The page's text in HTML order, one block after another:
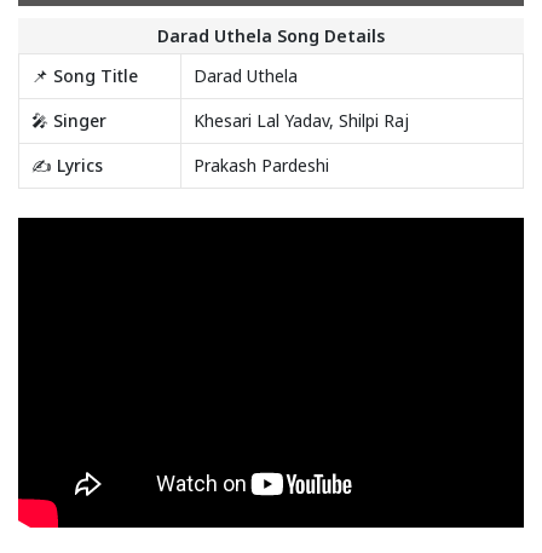
Darad Uthela Song Details
📌 Song Title
Darad Uthela
🎤 Singer
Khesari Lal Yadav, Shilpi Raj
✍️ Lyrics
Prakash Pardeshi